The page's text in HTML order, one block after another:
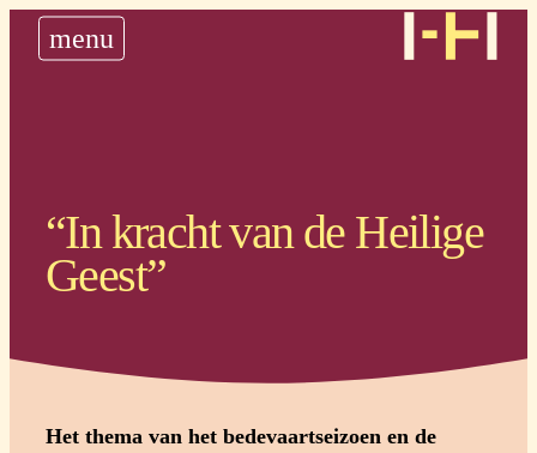
nieuws
historie
menu
“In kracht van de Heilige
Geest”
Het thema van het bedevaartseizoen en de